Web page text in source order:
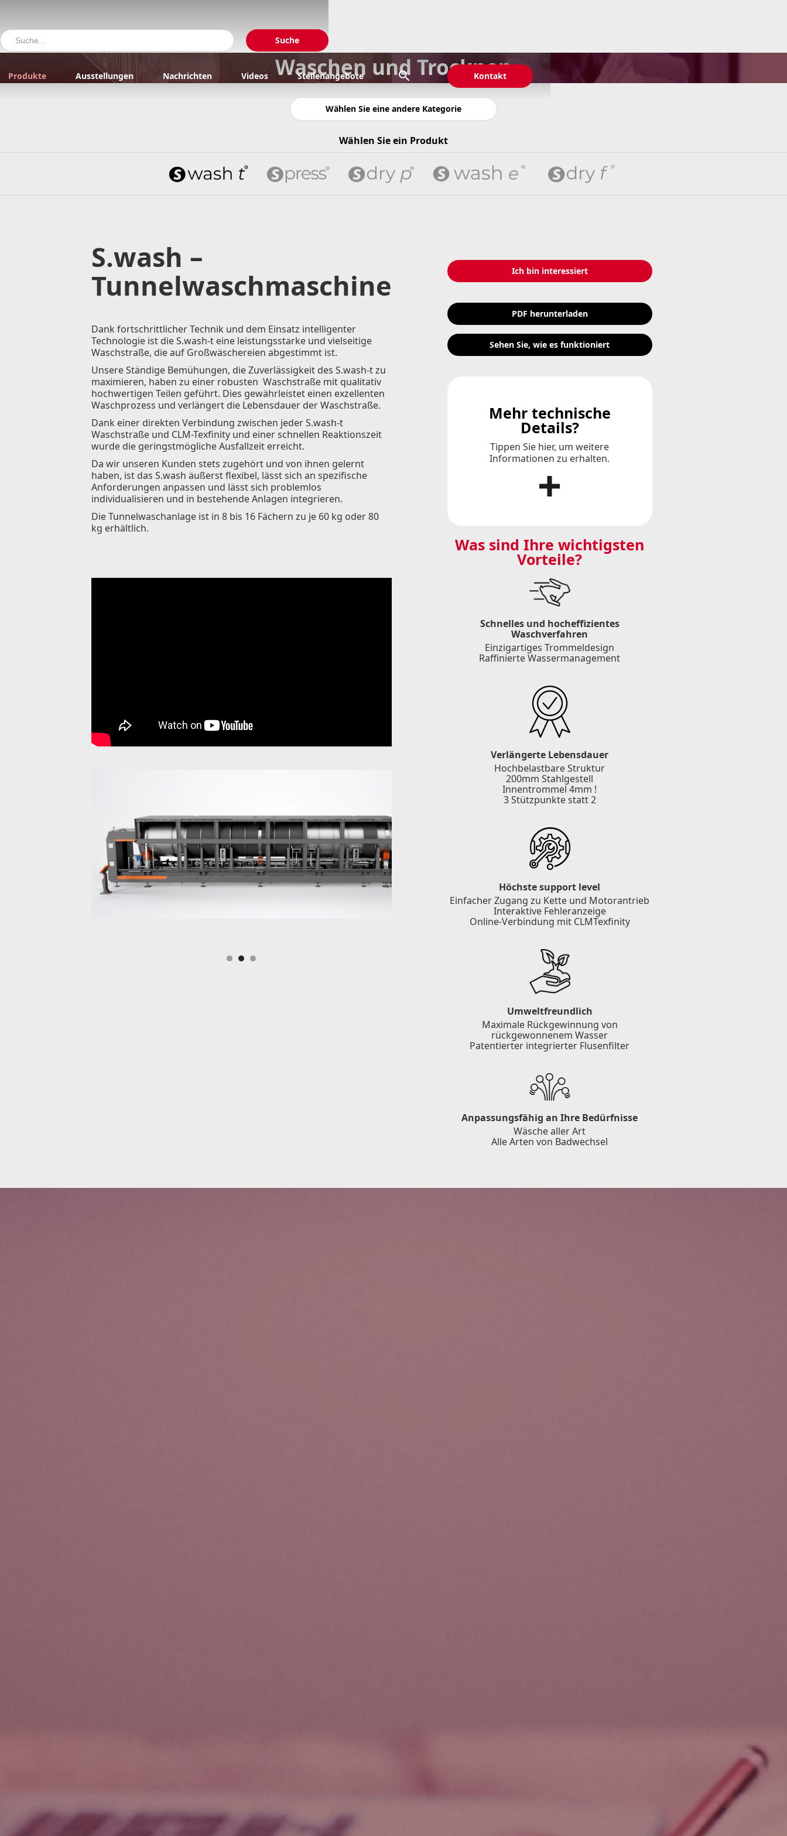
Produkte Ausstellungen Nachrichten Videos Stellenangebote  Kontakt
Waschen und Trocknen
Wählen Sie eine andere Kategorie
Wählen Sie ein Produkt
S.wash –
Tunnelwaschmaschine
Dank fortschrittlicher Technik und dem Einsatz intelligenter
Technologie ist die S.wash-t eine leistungsstarke und vielseitige
Waschstraße, die auf Großwäschereien abgestimmt ist.
Unsere Ständige Bemühungen, die Zuverlässigkeit des S.wash-t zu
maximieren, haben zu einer robusten Waschstraße mit qualitativ
hochwertigen Teilen geführt. Dies gewährleistet einen exzellenten
Waschprozess und verlängert die Lebensdauer der Waschstraße.
Dank einer direkten Verbindung zwischen jeder S.wash-t
Waschstraße und CLM-Texfinity und einer schnellen Reaktionszeit
wurde die geringstmögliche Ausfallzeit erreicht.
Da wir unseren Kunden stets zugehört und von ihnen gelernt
haben, ist das S.wash äußerst flexibel, lässt sich an spezifische
Anforderungen anpassen und lässt sich problemlos
individualisieren und in bestehende Anlagen integrieren.
Die Tunnelwaschanlage ist in 8 bis 16 Fächern zu je 60 kg oder 80
kg erhältlich.
Ich bin interessiert
PDF herunterladen
Sehen Sie, wie es funktioniert
Mehr technische
Details?
Tippen Sie hier, um weitere
Informationen zu erhalten.
Was sind Ihre wichtigsten
Vorteile?
Schnelles und hocheffizientes
Waschverfahren
Einzigartiges Trommeldesign
Raffinierte Wassermanagement
Verlängerte Lebensdauer
Hochbelastbare Struktur
200mm Stahlgestell
Innentrommel 4mm !
3 Stützpunkte statt 2
Höchste support level
Einfacher Zugang zu Kette und Motorantrieb
Interaktive Fehleranzeige
Online-Verbindung mit CLMTexfinity
Umweltfreundlich
Maximale Rückgewinnung von
rückgewonnenem Wasser
Patentierter integrierter Flusenfilter
Anpassungsfähig an Ihre Bedürfnisse
Wäsche aller Art
Alle Arten von Badwechsel